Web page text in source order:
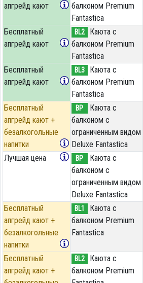
апгрейд кают
балконом Premium
Fantastica
Бесплатный
апгрейд кают
BL2
Каюта с
балконом Premium
Fantastica
Бесплатный
апгрейд кают
BL3
Каюта с
балконом Premium
Fantastica
Бесплатный
апгрейд кают +
безалкогольные
напитки
BP
Каюта с
балконом c
ограниченным видом
Deluxe Fantastica
Лучшая цена BP
Каюта с
балконом c
ограниченным видом
Deluxe Fantastica
Бесплатный
апгрейд кают +
безалкогольные
напитки
BL1
Каюта с
балконом Premium
Fantastica
Бесплатный
апгрейд кают +
BL2
Каюта с
балконом Premium